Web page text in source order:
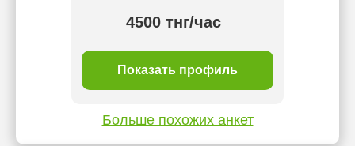
4500 тнг/час
Показать профиль
Больше похожих анкет